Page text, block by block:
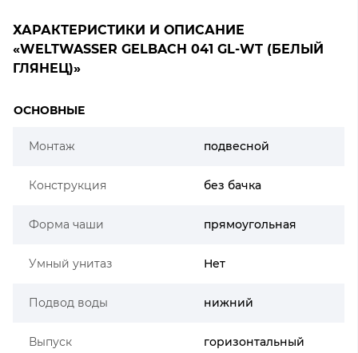
ХАРАКТЕРИСТИКИ И ОПИСАНИЕ
«WELTWASSER GELBACH 041 GL-WT (БЕЛЫЙ
ГЛЯНЕЦ)»
ОСНОВНЫЕ
Монтаж подвесной
Конструкция без бачка
Форма чаши прямоугольная
Умный унитаз Нет
Подвод воды нижний
Выпуск горизонтальный